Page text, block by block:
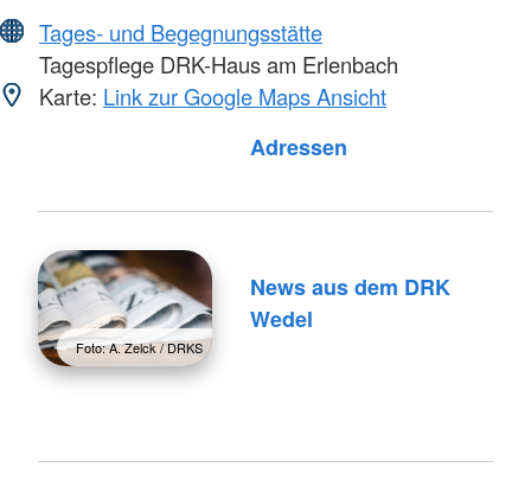
Tages- und Begegnungsstätte
Tagespflege DRK-Haus am Erlenbach
Karte: Link zur Google Maps Ansicht
Adressen
Foto: A. Zelck / DRKS
News aus dem DRK
Wedel